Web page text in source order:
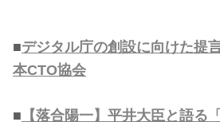
■デジタル庁の創設に向けた提
本CTO協会
■ 【落合陽一】平井大臣と語る